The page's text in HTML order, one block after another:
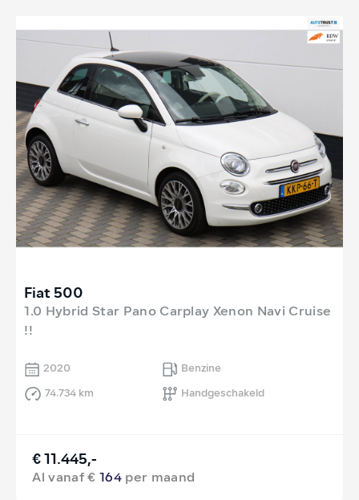
Fiat 500
1.0 Hybrid Star Pano Carplay Xenon Navi Cruise
!!
2020
Benzine
74.734 km
Handgeschakeld
€ 11.445,-
Al vanaf €164 per maand